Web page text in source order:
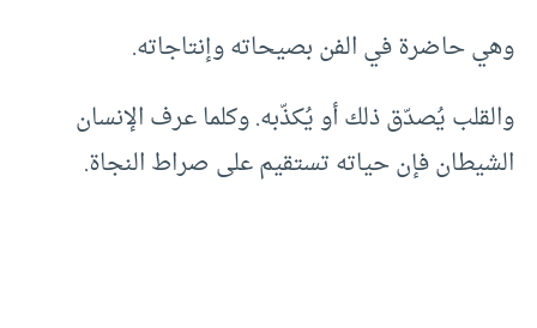
وهي حاضرة في الفن بصيحاته وإنتاجاته.
والقلب يُصدّق ذلك أو يُكذّبه. وكلما عرف الإنسان
الشيطان فإن حياته تستقيم على صراط النجاة.